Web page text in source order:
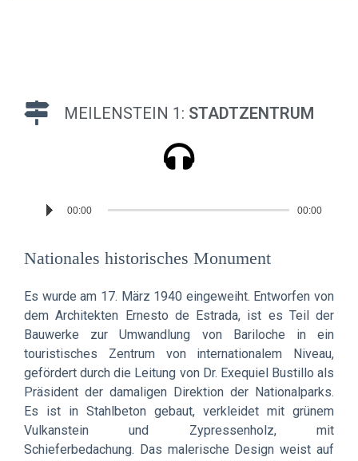
MEILENSTEIN 1: STADTZENTRUM
Reproductor
00:00 00:00
Nationales historisches Monument
Es wurde am 17. März 1940 eingeweiht. Entworfen von
dem Architekten Ernesto de Estrada, ist es Teil der
Bauwerke zur Umwandlung von Bariloche in ein
touristisches Zentrum von internationalem Niveau,
gefördert durch die Leitung von Dr. Exequiel Bustillo als
Präsident der damaligen Direktion der Nationalparks.
Es ist in Stahlbeton gebaut, verkleidet mit grünem
Vulkanstein und Zypressenholz, mit
Schieferbedachung. Das malerische Design weist auf